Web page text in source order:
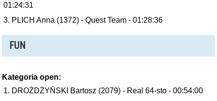
01:24:31
PLICH Anna (1372) - Quest Team - 01:28:36
FUN
Kategoria open:
DROŻDŻYŃSKI Bartosz (2079) - Real 64-sto - 00:54:00